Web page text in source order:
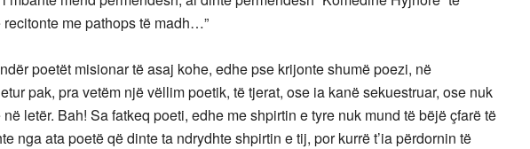
me pathops të madh…”
poetët misionar të asaj kohe, edhe pse krijonte shumë poezi, në
pak, pra vetëm një vëllim poetik, të tjerat, ose ia kanë sekuestruar, ose nuk
në letër. Bah! Sa fatkeq poeti, edhe me shpirtin e tyre nuk mund të bëjë çfarë të
nga ata poetë që dinte ta ndrydhte shpirtin e tij, por kurrë t’ia përdornin të